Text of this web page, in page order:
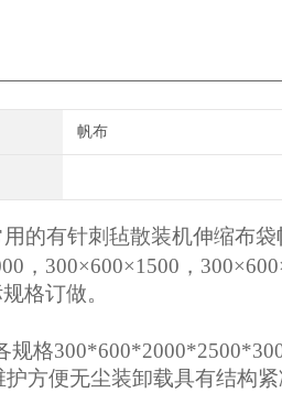
帆布
的有针刺毡散装机伸缩布
，300×600×1500，
格订做。
规格
方便无尘装卸载具有结构